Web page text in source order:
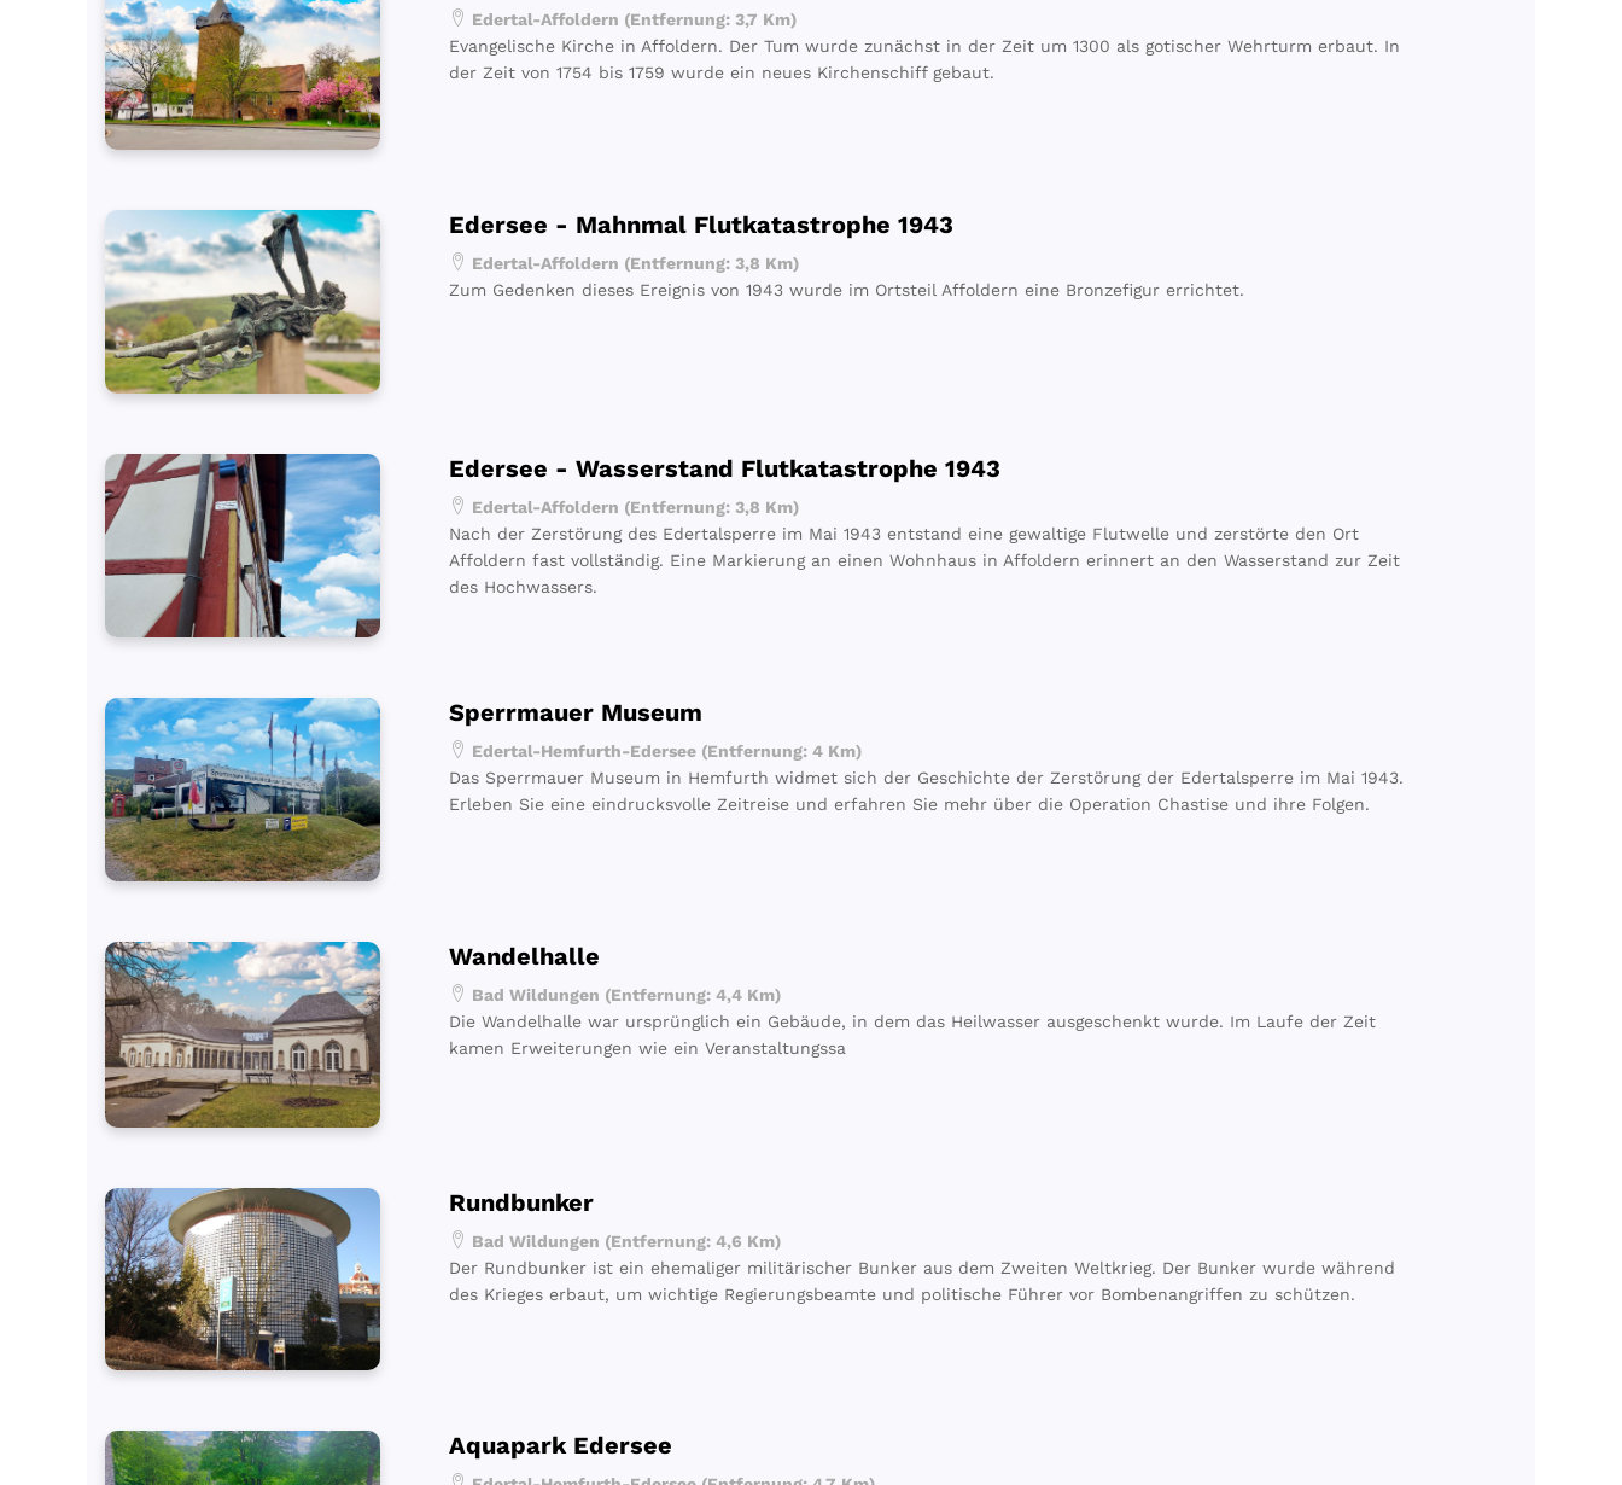
Edertal-Affoldern (Entfernung: 3,7 Km)
Evangelische Kirche in Affoldern. Der Tum wurde zunächst in der Zeit um 1300 als gotischer Wehrturm erbaut. In
der Zeit von 1754 bis 1759 wurde ein neues Kirchenschiff gebaut.
Edersee - Mahnmal Flutkatastrophe 1943
Edertal-Affoldern (Entfernung: 3,8 Km)
Zum Gedenken dieses Ereignis von 1943 wurde im Ortsteil Affoldern eine Bronzefigur errichtet.
Edersee - Wasserstand Flutkatastrophe 1943
Edertal-Affoldern (Entfernung: 3,8 Km)
Nach der Zerstörung des Edertalsperre im Mai 1943 entstand eine gewaltige Flutwelle und zerstörte den Ort
Affoldern fast vollständig. Eine Markierung an einen Wohnhaus in Affoldern erinnert an den Wasserstand zur Zeit
des Hochwassers.
Sperrmauer Museum
Edertal-Hemfurth-Edersee (Entfernung: 4 Km)
Das Sperrmauer Museum in Hemfurth widmet sich der Geschichte der Zerstörung der Edertalsperre im Mai 1943.
Erleben Sie eine eindrucksvolle Zeitreise und erfahren Sie mehr über die Operation Chastise und ihre Folgen.
Wandelhalle
Bad Wildungen (Entfernung: 4,4 Km)
Die Wandelhalle war ursprünglich ein Gebäude, in dem das Heilwasser ausgeschenkt wurde. Im Laufe der Zeit
kamen Erweiterungen wie ein Veranstaltungssa
Rundbunker
Bad Wildungen (Entfernung: 4,6 Km)
Der Rundbunker ist ein ehemaliger militärischer Bunker aus dem Zweiten Weltkrieg. Der Bunker wurde während
des Krieges erbaut, um wichtige Regierungsbeamte und politische Führer vor Bombenangriffen zu schützen.
Aquapark Edersee